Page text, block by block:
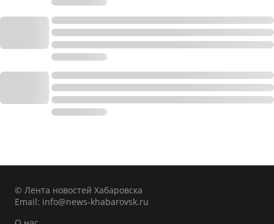
© Лента новостей Хабаровска
Email: info@news-khabarovsk.ru